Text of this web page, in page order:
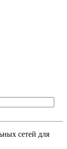
сетей для